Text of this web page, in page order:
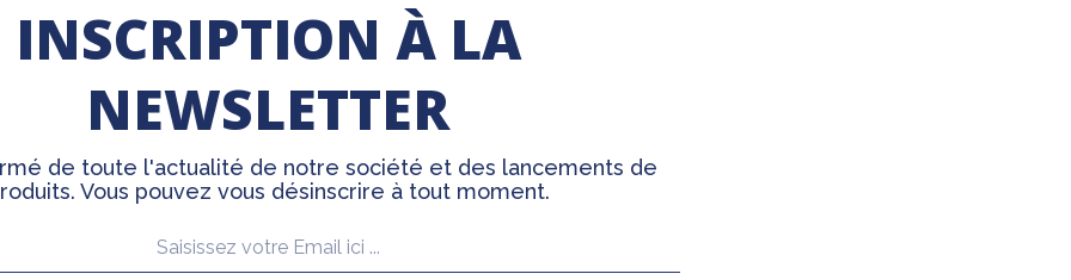
INSCRIPTION À LA
NEWSLETTER
de toute l'actualité de notre société et des lancements de
Vous pouvez vous désinscrire à tout moment.